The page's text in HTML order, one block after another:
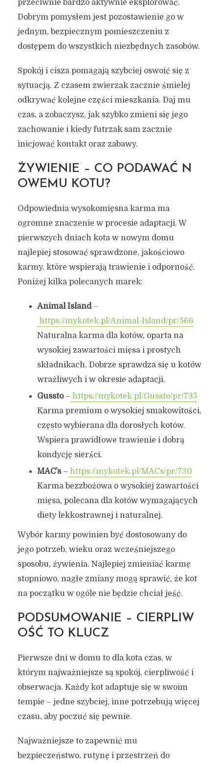
przeciwnie bardzo aktywnie eksplorować.
Dobrym pomysłem jest pozostawienie go w
jednym, bezpiecznym pomieszczeniu z
dostępem do wszystkich niezbędnych zasobów.
Spokój i cisza pomagają szybciej oswoić się z
sytuacją. Z czasem zwierzak zacznie śmielej
odkrywać kolejne części mieszkania. Daj mu
czas, a zobaczysz, jak szybko zmieni się jego
zachowanie i kiedy futrzak sam zacznie
inicjować kontakt oraz zabawy.
ŻYWIENIE – CO PODAWAĆ N
OWEMU KOTU?
Odpowiednia wysokomięsna karma ma
ogromne znaczenie w procesie adaptacji. W
pierwszych dniach kota w nowym domu
najlepiej stosować sprawdzone, jakościowo
karmy, które wspierają trawienie i odporność.
Poniżej kilka polecanych marek:
Animal Island–
https://mykotek.pl/Animal-Island/pr/566
Naturalna karma dla kotów, oparta na
wysokiej zawartości mięsa i prostych
składnikach. Dobrze sprawdza się u kotów
wrażliwych i w okresie adaptacji.
Gussto– https://mykotek.pl/Gussto/pr/735
Karma premium o wysokiej smakowitości,
często wybierana dla dorosłych kotów.
Wspiera prawidłowe trawienie i dobrą
kondycję sierści.
MAC’s– https://mykotek.pl/MACs/pr/730
Karma bezzbożowa o wysokiej zawartości
mięsa, polecana dla kotów wymagających
diety lekkostrawnej i naturalnej.
Wybór karmy powinien być dostosowany do
jego potrzeb, wieku oraz wcześniejszego
sposobu, żywienia. Najlepiej zmieniać karmę
stopniowo, nagłe zmiany mogą sprawić, że kot
na początku w ogóle nie będzie chciał jeść.
PODSUMOWANIE – CIERPLIW
OŚĆ TO KLUCZ
Pierwsze dni w domu to dla kota czas, w
którym najważniejsze są spokój, cierpliwość i
obserwacja. Każdy kot adaptuje się w swoim
tempie – jedne szybciej, inne potrzebują więcej
czasu, aby poczuć się pewnie.
Najważniejsze to zapewnić mu
bezpieczeństwo, rutynę i przestrzeń do